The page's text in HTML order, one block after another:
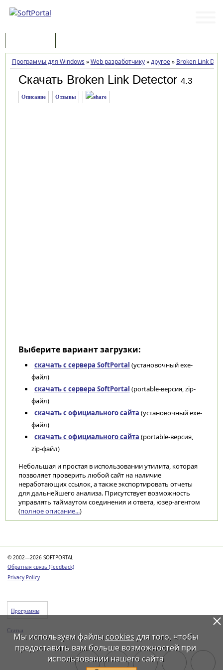
Программы для Windows »Web разработчику»другое» Broken Link
Скачать Broken Link Detector 4.3
Описание Отзывы
Выберите вариант загрузки:
скачать с сервера SoftPortal (установочный exe-
файл)
скачать с сервера SoftPortal (portable-версия, zip-
файл)
скачать с официального сайта (установочный exe-
файл)
скачать с официального сайта (portable-версия,
zip-файл)
Небольшая и простая в использовании утилита, которая
позволяет проверить любой сайт на наличие
неработающих ссылок, а также экспортировать отчеты
для дальнейшего анализа. Присутствует возможность
управлять таймаутом соединения и ответа, юзер-агентом
(полное описание...)
© 2002—2026 SOFTPORTAL
Обратная связь (Feedback)
Privacy Policy
Программы
Статьи
Мы используем файлы cookiesдля того, чтобы
предоставить вам больше возможностей при
использовании нашего сайта